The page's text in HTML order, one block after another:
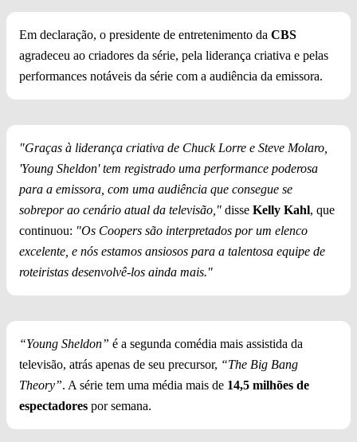
Em declaração, o presidente de entretenimento da CBS
agradeceu ao criadores da série, pela liderança criativa e pelas
performances notáveis da série com a audiência da emissora.
"Graças à liderança criativa de Chuck Lorre e Steve Molaro,
'Young Sheldon' tem registrado uma performance poderosa
para a emissora, com uma audiência que consegue se
sobrepor ao cenário atual da televisão," disse Kelly Kahl, que
continuou: "Os Coopers são interpretados por um elenco
excelente, e nós estamos ansiosos para a talentosa equipe de
roteiristas desenvolvê-los ainda mais."
“Young Sheldon” é a segunda comédia mais assistida da
televisão, atrás apenas de seu precursor, “The Big Bang
Theory”. A série tem uma média mais de 14,5 milhões de
espectadores por semana.